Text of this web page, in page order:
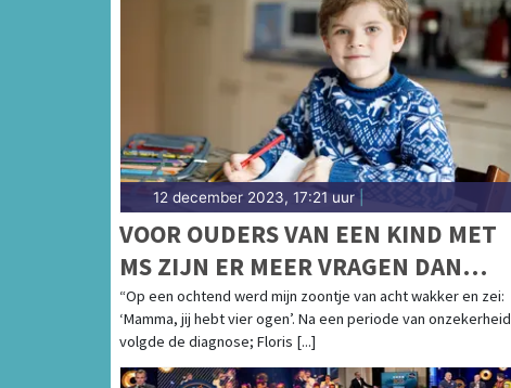
12 december 2023, 17:21 uur
VOOR OUDERS VAN EEN KIND MET
MS ZIJN ER MEER VRAGEN DAN
ANTWOORDEN
“Op een ochtend werd mijn zoontje van acht wakker en zei:
‘Mamma, jij hebt vier ogen’. Na een periode van onzekerheid
volgde de diagnose; Floris [...]